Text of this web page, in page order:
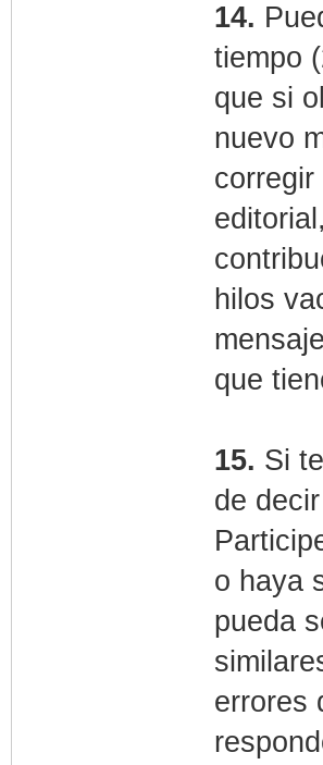
14.
tiempo
que si
nuevo
hilos
que
15. Si
de
o haya
pueda
errores